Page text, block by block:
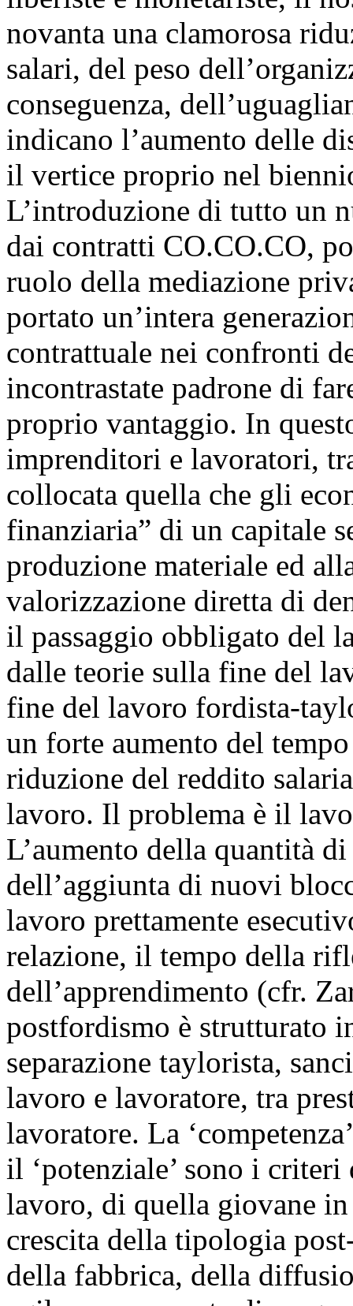
novanta una clamorosa
salari, del peso
conseguenza,
indicano l’aumento delle
il vertice proprio nel
L’introduzione di tutto un
dai contratti CO.CO.CO,
ruolo della mediazione
portato un’intera
contrattuale nei confronti
incontrastate padrone di
proprio vantaggio. In
imprenditori e lavoratori,
collocata quella che gli
finanziaria” di un capitale
produzione materiale ed
valorizzazione diretta di
il passaggio obbligato del
dalle teorie sulla fine del
fine del lavoro fordista-
un forte aumento del
riduzione del reddito
lavoro. Il problema è il
L’aumento della quantità
dell’aggiunta di nuovi
lavoro prettamente
relazione, il tempo della
dell’apprendimento (cfr.
postfordismo è strutturato
separazione taylorista,
lavoro e lavoratore, tra
lavoratore. La
il ‘potenziale’ sono i
lavoro, di quella giovane
crescita della tipologia
della fabbrica, della